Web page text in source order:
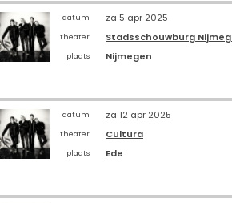
datum za 5 apr 2025
theater Stadsschouwburg
plaats
Nijmegen
datum za 12 apr 2025
theater Cultura
plaats
Ede